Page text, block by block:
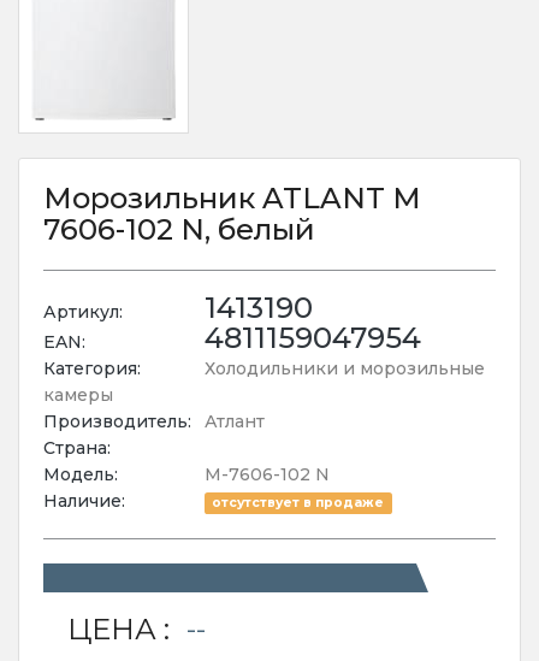
Морозильник ATLANT М
7606-102 N, белый
Артикул: 1413190
EAN: 4811159047954
Категория:
Холодильники и морозильные
камеры
Производитель:
Атлант
Страна:
Модель:
М-7606-102 N
Наличие:
отсутствует в продаже
ЦЕНА : --